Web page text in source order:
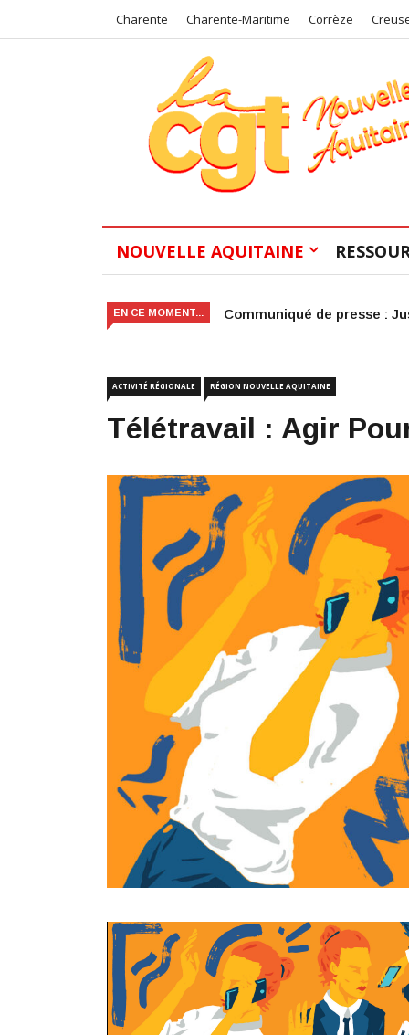
Charente Charente-Maritime Corrèze
NOUVELLE AQUITAINE
EN CE MOMENT... Victoire judiciaire pour le
ACTIVITÉ RÉGIONALE RÉGION NOUVELLE AQUITAINE
Télétravail : Agir